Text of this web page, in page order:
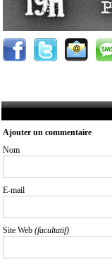
Ajouter un commentaire
Nom
E-mail
Site Web (facultatif)